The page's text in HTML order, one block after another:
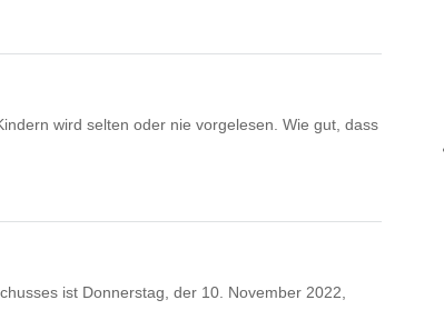
wird selten oder nie vorgelesen. Wie gut, dass
ist Donnerstag, der 10. November 2022,